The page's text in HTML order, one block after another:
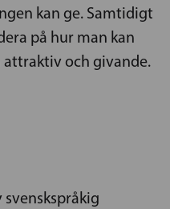
kan ge. Samtidigt
på hur man kan
och givande.